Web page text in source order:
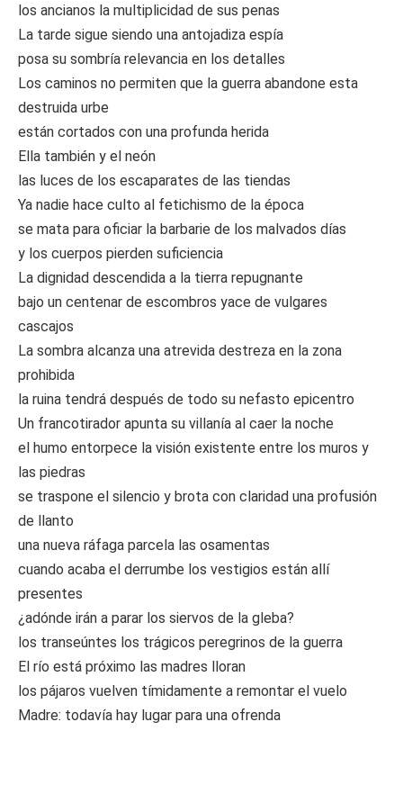
los ancianos la multiplicidad de sus penas
La tarde sigue siendo una antojadiza espía
posa su sombría relevancia en los detalles
Los caminos no permiten que la guerra abandone esta
destruida urbe
están cortados con una profunda herida
Ella también y el neón
las luces de los escaparates de las tiendas
Ya nadie hace culto al fetichismo de la época
se mata para oficiar la barbarie de los malvados días
y los cuerpos pierden suficiencia
La dignidad descendida a la tierra repugnante
bajo un centenar de escombros yace de vulgares
cascajos
La sombra alcanza una atrevida destreza en la zona
prohibida
la ruina tendrá después de todo su nefasto epicentro
Un francotirador apunta su villanía al caer la noche
el humo entorpece la visión existente entre los muros y
las piedras
se traspone el silencio y brota con claridad una profusión
de llanto
una nueva ráfaga parcela las osamentas
cuando acaba el derrumbe los vestigios están allí
presentes
¿adónde irán a parar los siervos de la gleba?
los transeúntes los trágicos peregrinos de la guerra
El río está próximo las madres lloran
los pájaros vuelven tímidamente a remontar el vuelo
Madre: todavía hay lugar para una ofrenda